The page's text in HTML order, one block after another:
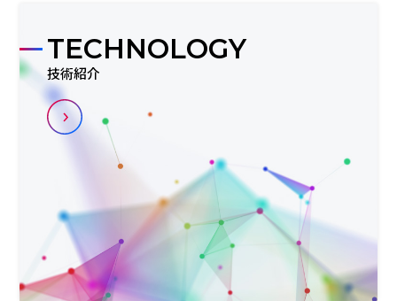
TECHNOLOGY
技術紹介